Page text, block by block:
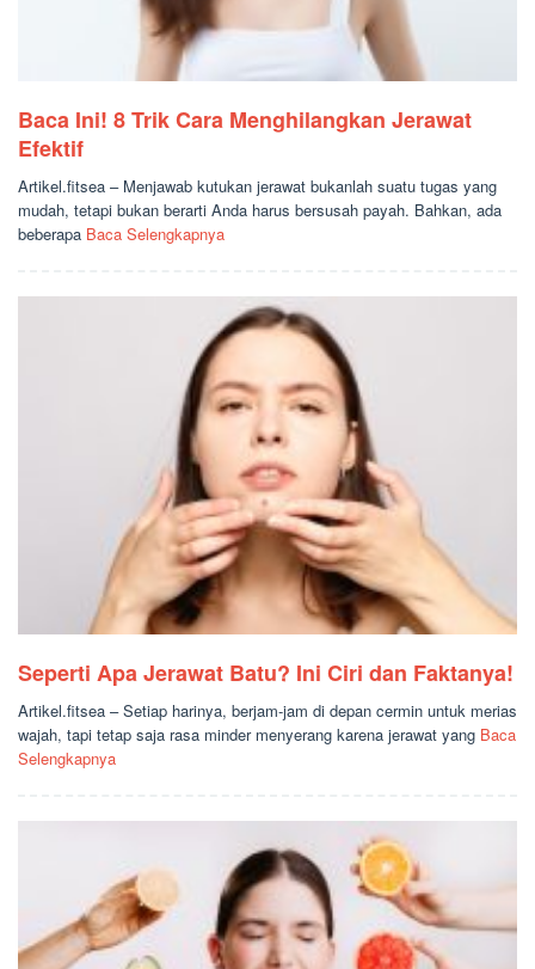
Baca Ini! 8 Trik Cara Menghilangkan Jerawat
Efektif
Artikel.fitsea – Menjawab kutukan jerawat bukanlah suatu tugas yang
mudah, tetapi bukan berarti Anda harus bersusah payah. Bahkan, ada
beberapa Baca Selengkapnya
Seperti Apa Jerawat Batu? Ini Ciri dan Faktanya!
Artikel.fitsea – Setiap harinya, berjam-jam di depan cermin untuk merias
wajah, tapi tetap saja rasa minder menyerang karena jerawat yang Baca
Selengkapnya